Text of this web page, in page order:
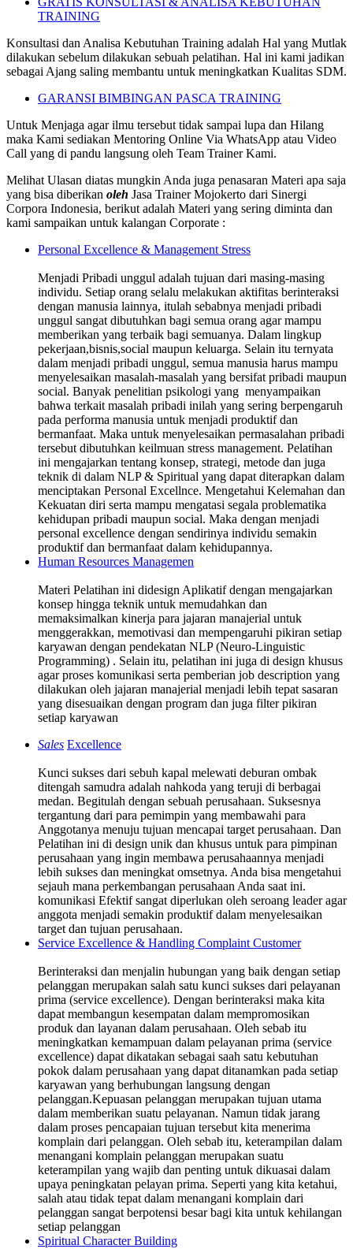
TRAINING
Konsultasi dan Analisa Kebutuhan Training adalah Hal yang Mutlak
dilakukan sebelum dilakukan sebuah pelatihan. Hal ini kami jadikan
sebagai Ajang saling membantu untuk meningkatkan Kualitas SDM.
GARANSI BIMBINGAN PASCA TRAINING
Untuk Menjaga agar ilmu tersebut tidak sampai lupa dan Hilang
maka Kami sediakan Mentoring Online Via WhatsApp atau Video
Call yang di pandu langsung oleh Team Trainer Kami.
Melihat Ulasan diatas mungkin Anda juga penasaran Materi apa saja
yang bisa diberikan oleh Jasa Trainer Mojokerto dari Sinergi
Corpora Indonesia, berikut adalah Materi yang sering diminta dan
kami sampaikan untuk kalangan Corporate :
Personal Excellence & Management Stress
Menjadi Pribadi unggul adalah tujuan dari masing-masing
individu. Setiap orang selalu melakukan aktifitas berinteraksi
dengan manusia lainnya, itulah sebabnya menjadi pribadi
unggul sangat dibutuhkan bagi semua orang agar mampu
memberikan yang terbaik bagi semuanya. Dalam lingkup
pekerjaan,bisnis,social maupun keluarga. Selain itu ternyata
dalam menjadi pribadi unggul, semua manusia harus mampu
menyelesaikan masalah-masalah yang bersifat pribadi maupun
social. Banyak penelitian psikologi yang menyampaikan
bahwa terkait masalah pribadi inilah yang sering berpengaruh
pada performa manusia untuk menjadi produktif dan
bermanfaat. Maka untuk menyelesaikan permasalahan pribadi
tersebut dibutuhkan keilmuan stress management. Pelatihan
ini mengajarkan tentang konsep, strategi, metode dan juga
teknik di dalam NLP & Spiritual yang dapat diterapkan dalam
menciptakan Personal Excellnce. Mengetahui Kelemahan dan
Kekuatan diri serta mampu mengatasi segala problematika
kehidupan pribadi maupun social. Maka dengan menjadi
personal excellence dengan sendirinya individu semakin
produktif dan bermanfaat dalam kehidupannya.
Human Resources Managemen
Materi Pelatihan ini didesign Aplikatif dengan mengajarkan
konsep hingga teknik untuk memudahkan dan
memaksimalkan kinerja para jajaran manajerial untuk
menggerakkan, memotivasi dan mempengaruhi pikiran setiap
karyawan dengan pendekatan NLP (Neuro-Linguistic
Programming) . Selain itu, pelatihan ini juga di design khusus
agar proses komunikasi serta pemberian job description yang
dilakukan oleh jajaran manajerial menjadi lebih tepat sasaran
yang disesuaikan dengan program dan juga filter pikiran
setiap karyawan
Sales Excellence
Kunci sukses dari sebuh kapal melewati deburan ombak
ditengah samudra adalah nahkoda yang teruji di berbagai
medan. Begitulah dengan sebuah perusahaan. Suksesnya
tergantung dari para pemimpin yang membawahi para
Anggotanya menuju tujuan mencapai target perusahaan. Dan
Pelatihan ini di design unik dan khusus untuk para pimpinan
perusahaan yang ingin membawa perusahaannya menjadi
lebih sukses dan meningkat omsetnya. Anda bisa mengetahui
sejauh mana perkembangan perusahaan Anda saat ini.
komunikasi Efektif sangat diperlukan oleh seroang leader agar
anggota menjadi semakin produktif dalam menyelesaikan
target dan tujuan perusahaan.
Service Excellence & Handling Complaint Customer
Berinteraksi dan menjalin hubungan yang baik dengan setiap
pelanggan merupakan salah satu kunci sukses dari pelayanan
prima (service excellence). Dengan berinteraksi maka kita
dapat membangun kesempatan dalam mempromosikan
produk dan layanan dalam perusahaan. Oleh sebab itu
meningkatkan kemampuan dalam pelayanan prima (service
excellence) dapat dikatakan sebagai saah satu kebutuhan
pokok dalam perusahaan yang dapat ditanamkan pada setiap
karyawan yang berhubungan langsung dengan
pelanggan.Kepuasan pelanggan merupakan tujuan utama
dalam memberikan suatu pelayanan. Namun tidak jarang
dalam proses pencapaian tujuan tersebut kita menerima
komplain dari pelanggan. Oleh sebab itu, keterampilan dalam
menangani komplain pelanggan merupakan suatu
keterampilan yang wajib dan penting untuk dikuasai dalam
upaya peningkatan pelayan prima. Seperti yang kita ketahui,
salah atau tidak tepat dalam menangani komplain dari
pelanggan sangat berpotensi besar bagi kita untuk kehilangan
setiap pelanggan
Spiritual Character Building